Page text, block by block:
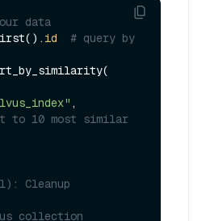
data
id
# query by
,
to 10 most similar
Cleanup
collection